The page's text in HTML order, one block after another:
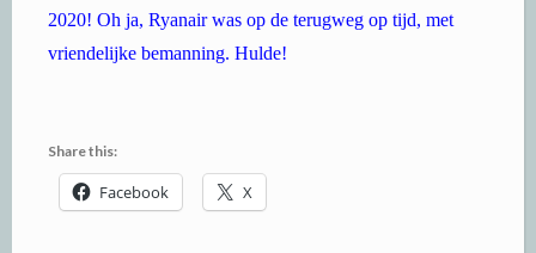
2020! Oh ja, Ryanair was op de terugweg op tijd, met
vriendelijke bemanning. Hulde!
Share this:
Facebook X